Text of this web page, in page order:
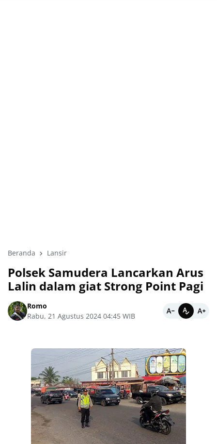
Beranda Lansir
Polsek Samudera Lancarkan Arus
Lalin dalam giat Strong Point Pagi
Romo
Rabu, 21 Agustus 2024 04:45 WIB